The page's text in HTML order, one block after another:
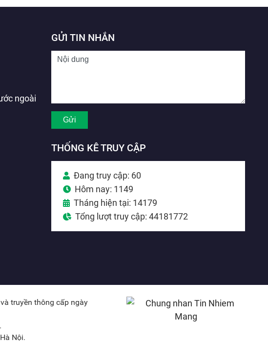
ngoài
GỬI TIN NHẮN
THỐNG KÊ TRUY CẬP
Đang truy cập: 60
Hôm nay: 1149
Tháng hiện tại: 14179
Tổng lượt truy cập: 44181772
truyền thông cấp ngày
Nội.